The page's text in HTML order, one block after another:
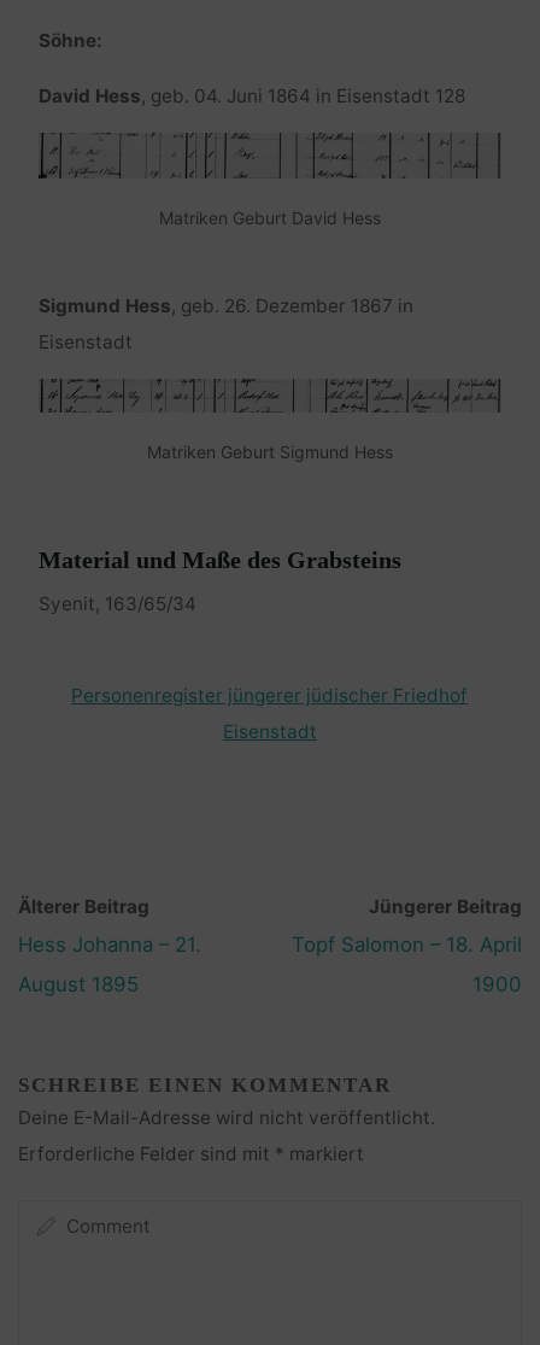
Söhne:
David Hess, geb. 04. Juni 1864 in Eisenstadt 128
Matriken Geburt David Hess
Sigmund Hess, geb. 26. Dezember 1867 in
Eisenstadt
Matriken Geburt Sigmund Hess
Material und Maße des Grabsteins
Syenit, 163/65/34
Personenregister jüngerer jüdischer Friedhof
Eisenstadt
Älterer Beitrag
Hess Johanna – 21.
August 1895
Jüngerer Beitrag
Topf Salomon – 18. April
1900
SCHREIBE EINEN KOMMENTAR
Deine E-Mail-Adresse wird nicht veröffentlicht.
Erforderliche Felder sind mit * markiert